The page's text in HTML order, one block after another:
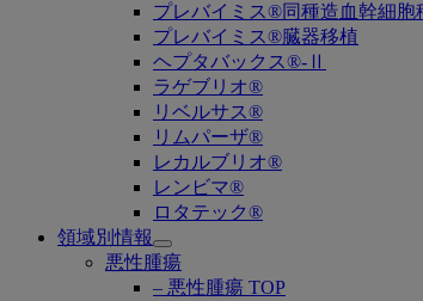
プレバイミス®同種造血幹細胞
プレバイミス®臓器移植
ヘプタバックス®-Ⅱ
ラゲブリオ®
リベルサス®
リムパーザ®
レカルブリオ®
レンビマ®
ロタテック®
領域別情報
Open
submenu
悪性腫瘍
– 悪性腫瘍 TOP